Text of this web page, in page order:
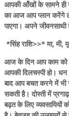
आपकी आँखों के सामने ही
का आज आप प्लान करेंगे
पाएगा। अपने
*सिंह राशि>>* मा, मी,
आज के दिन आप काम
आपकी दिलचस्पी हो।
बाद आप बचत करने में भी
सकती है। दोस्ती में
बढ़त के लिए